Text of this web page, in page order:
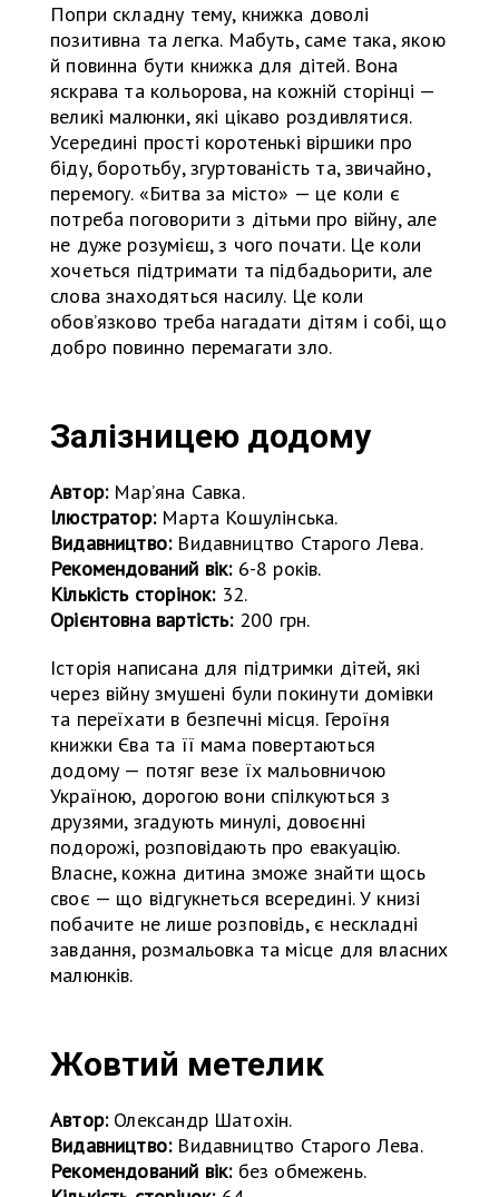
Попри складну тему, книжка доволі
позитивна та легка. Мабуть, саме така, якою
й повинна бути книжка для дітей. Вона
яскрава та кольорова, на кожній сторінці —
великі малюнки, які цікаво роздивлятися.
Усередині прості коротенькі віршики про
біду, боротьбу, згуртованість та, звичайно,
перемогу. «Битва за місто» — це коли є
потреба поговорити з дітьми про війну, але
не дуже розумієш, з чого почати. Це коли
хочеться підтримати та підбадьорити, але
слова знаходяться насилу. Це коли
обов’язково треба нагадати дітям і собі, що
добро повинно перемагати зло.
Залізницею додому
Автор:Мар’яна Савка.
Ілюстратор:Марта Кошулінська.
Видавництво:Видавництво Старого Лева.
Рекомендований вік: 6-8 років.
Кількість сторінок:32.
Орієнтовна вартість: 200 грн.
Історія написана для підтримки дітей, які
через війну змушені були покинути домівки
та переїхати в безпечні місця. Героїня
книжки Єва та її мама повертаються
додому — потяг везе їх мальовничою
Україною, дорогою вони спілкуються з
друзями, згадують минулі, довоєнні
подорожі, розповідають про евакуацію.
Власне, кожна дитина зможе знайти щось
своє — що відгукнеться всередині. У книзі
побачите не лише розповідь, є нескладні
завдання, розмальовка та місце для власних
малюнків.
Жовтий метелик
Автор:Олександр Шатохін.
Видавництво:Видавництво Старого Лева.
Рекомендований вік:без обмежень.